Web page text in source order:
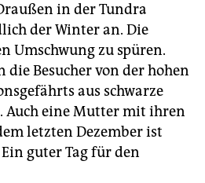
in der Tundra
der Winter an. Die
Umschwung zu spüren.
Besucher von der hohen
aus schwarze
Auch eine Mutter mit ihren
letzten Dezember ist
guter Tag für den